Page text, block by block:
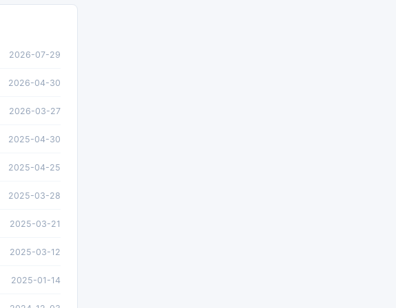
2026-07-29
2026-04-30
2026-03-27
2025-04-30
2025-04-25
2025-03-28
2025-03-21
2025-03-12
2025-01-14